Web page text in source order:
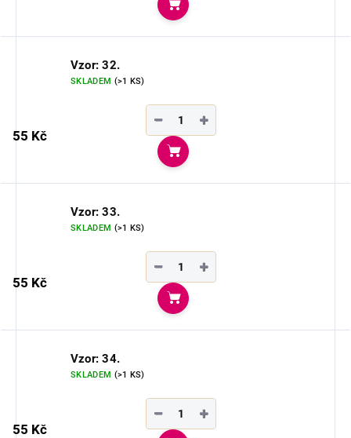
Do košíku
Vzor: 32.
SKLADEM (>1 KS)
55 Kč
+
−
Do košíku
Vzor: 33.
SKLADEM (>1 KS)
55 Kč
+
−
Do košíku
Vzor: 34.
SKLADEM (>1 KS)
55 Kč
+
−